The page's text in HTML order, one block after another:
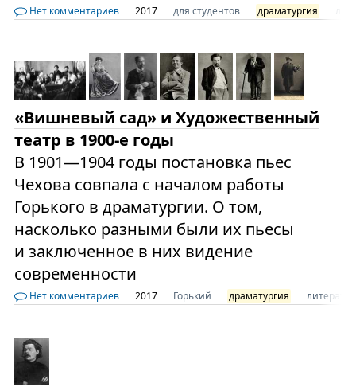
Нет комментариев 2017 для студентов драматургия
«Вишневый сад» и Художественный
театр в 1900-е годы
В 1901—1904 годы постановка пьес
Чехова совпала с началом работы
Горького в драматургии. О том,
насколько разными были их пьесы
и заключенное в них видение
современности
Нет комментариев 2017 Горький драматургия